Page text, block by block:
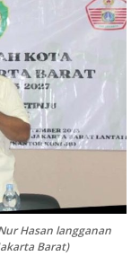
Hasan langganan
Barat)